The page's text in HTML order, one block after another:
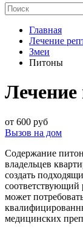
Главная
Лечение
Змеи
Питоны
Лечение
от 600 руб
Вызов на дом
Содержание
владельцев
создать
соответствующий
может
медицинских